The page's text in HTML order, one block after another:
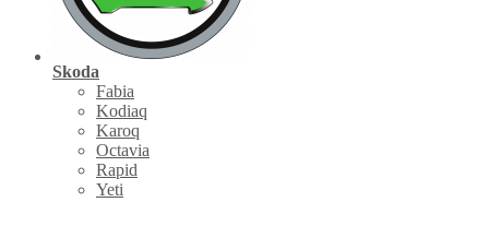
Skoda
Fabia
Kodiaq
Karoq
Octavia
Rapid
Yeti